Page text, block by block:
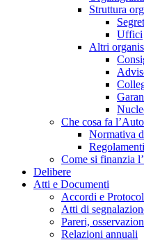
Struttura
Uffici
Altri
Che cosa fa
Normativa
Regolamenti
Come si finanzia
Delibere
Atti e Documenti
Accordi e
Atti di
Pareri,
Relazioni annuali